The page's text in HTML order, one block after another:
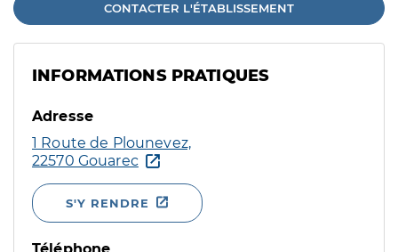
CONTACTER L'ÉTABLISSEMENT
INFORMATIONS PRATIQUES
Adresse
1 Route de Plounevez,
22570 Gouarec
S'Y RENDRE